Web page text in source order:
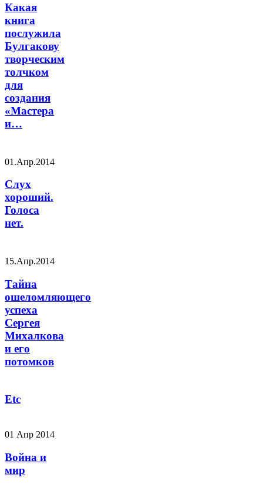
Какая
книга
послужила
Булгакову
творческим
толчком
для
создания
«Мастера
и…
01.Апр.2014
Слух
хороший.
Голоса
нет.
15.Апр.2014
Тайна
ошеломляющего
успеха
Сергея
Михалкова
и его
потомков
Etc
01 Апр 2014
Война и
мир